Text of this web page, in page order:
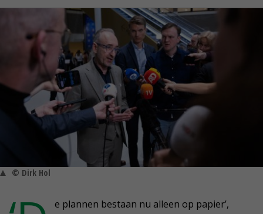
© Dirk Hol
e plannen bestaan nu alleen op papier’,